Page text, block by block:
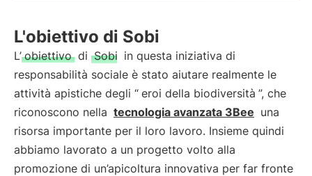
L'obiettivo di Sobi
L’ obiettivo di Sobi in questa iniziativa di
responsabilità sociale è stato aiutare realmente le
attività apistiche degli “ eroi della biodiversità ”, che
riconoscono nella tecnologia avanzata 3Bee una
risorsa importante per il loro lavoro. Insieme quindi
abbiamo lavorato a un progetto volto alla
promozione di un’apicoltura innovativa per far fronte